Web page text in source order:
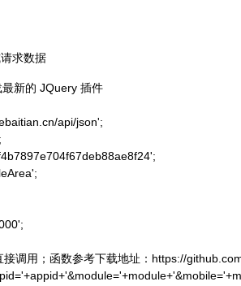
求数据
新的 JQuery 插件
api/json';
接调用；函数参考下载地址：https://